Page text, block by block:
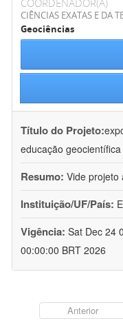
COORDENADOR(A)
CIÊNCIAS EXATAS E DA
Geociências
Título do Projeto:
educação
Resumo: Vide projeto
Instituição/UF/País:
Vigência: Sat Dec 24
00:00:00 BRT 2026
Anterior